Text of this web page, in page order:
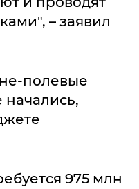
– заявил
полевые
начались,
975 млн